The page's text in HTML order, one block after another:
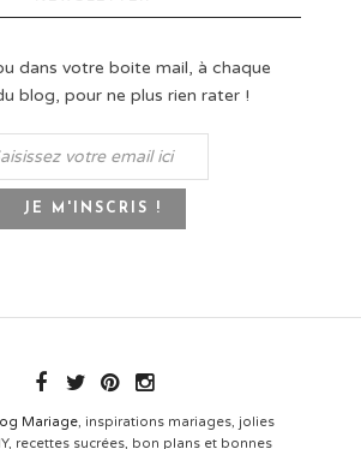
dans votre boite mail, à chaque
blog, pour ne plus rien rater !
Mariage, inspirations mariages, jolies
recettes sucrées, bon plans et bonnes